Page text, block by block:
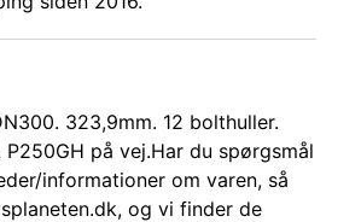
323,9mm. 12 bolthuller.
P250GH på vej.Har du spørgsmål
informationer om varen, så
og vi finder de